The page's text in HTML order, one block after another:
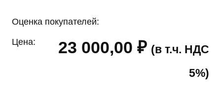
Оценка покупателей:
Цена: 23 000,00 ₽ (в т.ч. НДС
5%)